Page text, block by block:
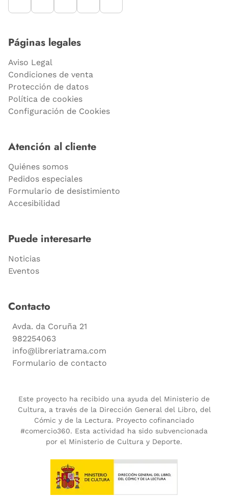
Páginas legales
Aviso Legal
Condiciones de venta
Protección de datos
Política de cookies
Configuración de Cookies
Atención al cliente
Quiénes somos
Pedidos especiales
Formulario de desistimiento
Accesibilidad
Puede interesarte
Noticias
Eventos
Contacto
Avda. da Coruña 21
982254063
info@libreriatrama.com
Formulario de contacto
Este proyecto ha recibido una ayuda del Ministerio de
Cultura, a través de la Dirección General del Libro, del
Cómic y de la Lectura. Proyecto cofinanciado
#comercio360. Esta actividad ha sido subvencionada
por el Ministerio de Cultura y Deporte.